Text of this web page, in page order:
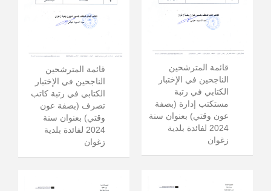
قائمة المترشحين
الناجحين في الإختبار
الكتابي في رتبة
مستكتب إدارة (بصفة
عون وقتي) بعنوان سنة
2024 لفائدة بلدية
زغوان
قائمة المترشحين
الناجحين في الإختبار
الكتابي في رتبة كاتب
تصرف (بصفة عون
وقتي) بعنوان سنة
2024 لفائدة بلدية
زغوان